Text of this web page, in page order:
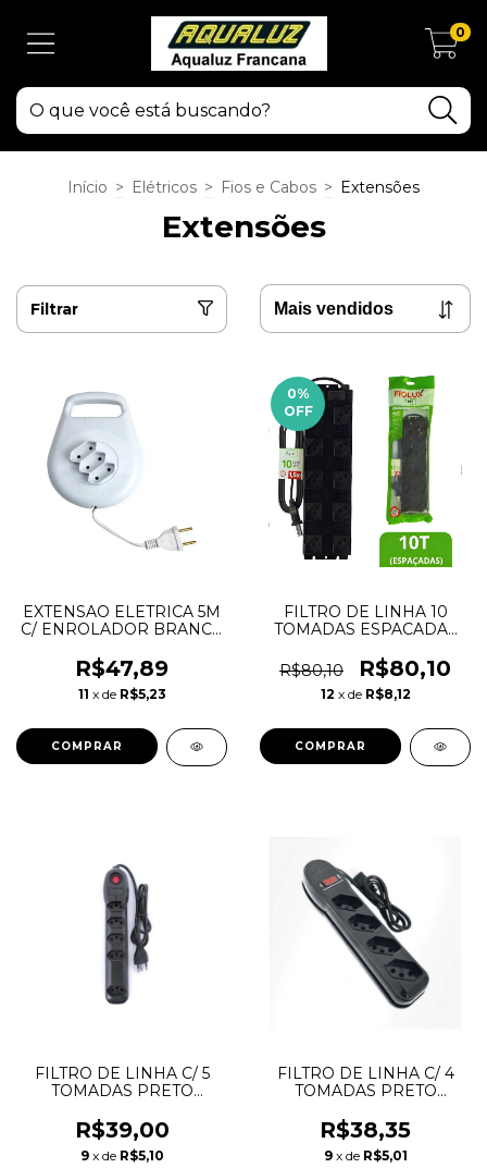
0
Início > Elétricos > Fios e Cabos > Extensões
Extensões
Filtrar
EXTENSAO ELETRICA 5M
C/ ENROLADOR BRANCA
R$47,89
11 x de R$5,23
0%
OFF
FILTRO DE LINHA 10
TOMADAS ESPACADAS
R$80,10
R$80,10
12 x de R$8,12
FILTRO DE LINHA C/ 5
TOMADAS PRETO
R$39,00
9 x de R$5,10
FILTRO DE LINHA C/ 4
TOMADAS PRETO
R$38,35
9 x de R$5,01